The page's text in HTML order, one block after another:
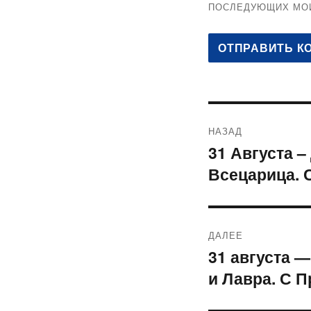
ПОСЛЕДУЮЩИХ
по
записям
НАЗАД
Предыдущая
запись:
31 Августа
Всецарица.
ДАЛЕЕ
Следующая
запись:
31 августа
и Лавра. С